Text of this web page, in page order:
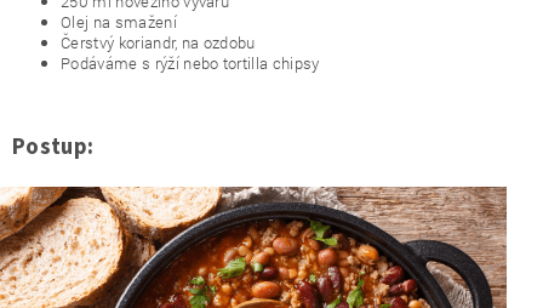
Olej na smažení
Čerstvý koriandr, na ozdobu
Podáváme s rýží nebo tortilla chipsy
Postup: